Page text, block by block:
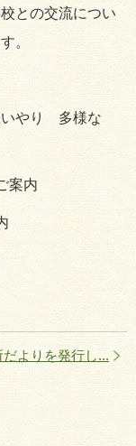
との交流につい
。
やり 多様な
案内
だよりを発行し...